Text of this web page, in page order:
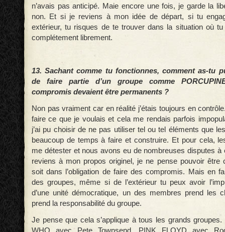
n’avais pas anticipé. Maie encore une fois, je garde la
non. Et si je reviens à mon idée de départ, si tu
extérieur, tu risques de te trouver dans la situation où
complétement librement.
13. Sachant comme tu fonctionnes, comment as-tu
de faire partie d’un groupe comme
compromis devaient être permanents ?
Non pas vraiment car en réalité j’étais toujours en
faire ce que je voulais et cela me rendais parfois
j’ai pu choisir de ne pas utiliser tel ou tel éléments que
beaucoup de temps à faire et construire. Et pour cela,
me détester et nous avons eu de nombreuses disputes à
reviens à mon propos originel, je ne pense pouvoir être
soit dans l’obligation de faire des compromis. Mais en
des groupes, même si de l’extérieur tu peux avoir
d’une unité démocratique, un des membres prend les
prend la responsabilité du groupe.
Je pense que cela s’applique à tous les grands
WHO avec Pete Townsend, PINK FLOYD avec